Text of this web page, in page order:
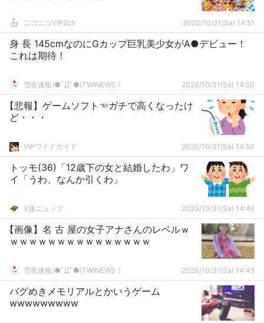
ニコニコVIP2ch 2020/10/31(Sa) 14:51
身 長 145cmなのにGカップ巨乳美少女がA●デビュー！
これは期待！
雪夜速報(●ﾟДﾟ●)TWINEWS！ 2020/10/31(Sa) 14:50
【悲報】ゲームソフト☜ガチで高くなったけ
ど・・・
VIPワイドガイド 2020/10/31(Sa) 14:50
トッモ(36)「12歳下の女と結婚したわ」ワ
イ「うわ、なんか引くわ」
V速ニュップ 2020/10/31(Sa) 14:46
【画像】名 古 屋の女子アナさんのレベルｗ
ｗｗｗｗｗｗｗｗｗｗｗｗｗｗｗ
雪夜速報(●ﾟДﾟ●)TWINEWS！ 2020/10/31(Sa) 14:45
バグめきメモリアルとかいうゲーム
wwwwwwwww